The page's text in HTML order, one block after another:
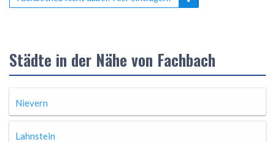
Städte in der Nähe von Fachbach
Nievern
Lahnstein